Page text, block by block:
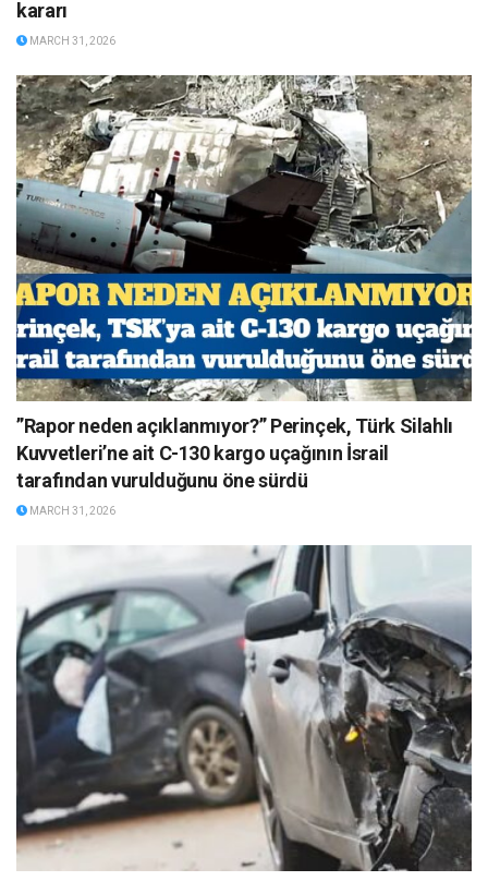
kararı
MARCH 31, 2026
”Rapor neden açıklanmıyor?” Perinçek, Türk Silahlı
Kuvvetleri’ne ait C-130 kargo uçağının İsrail
tarafından vurulduğunu öne sürdü
MARCH 31, 2026